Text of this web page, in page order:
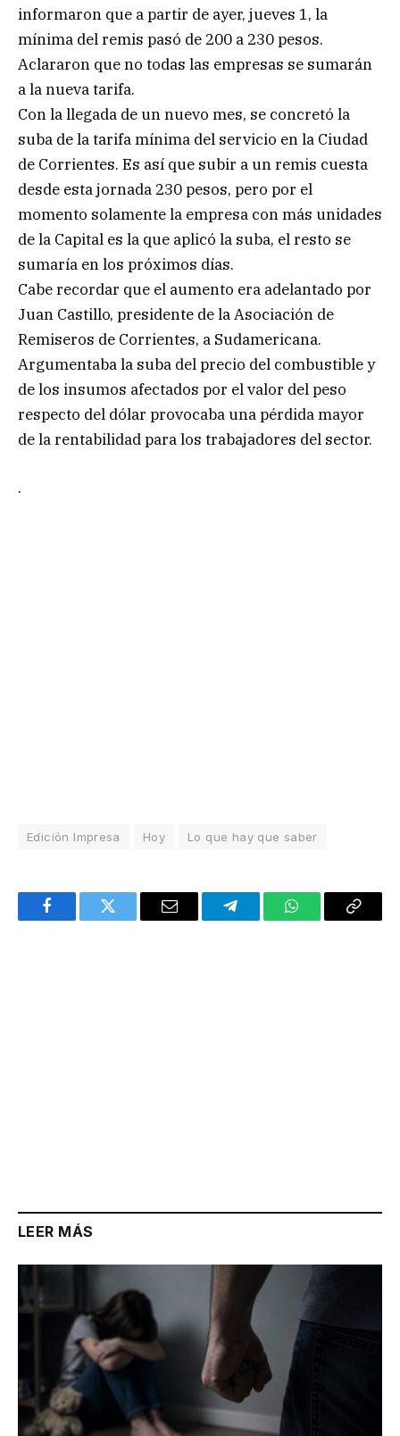
informaron que a partir de ayer, jueves 1, la
mínima del remis pasó de 200 a 230 pesos.
Aclararon que no todas las empresas se sumarán
a la nueva tarifa.
Con la llegada de un nuevo mes, se concretó la
suba de la tarifa mínima del servicio en la Ciudad
de Corrientes. Es así que subir a un remis cuesta
desde esta jornada 230 pesos, pero por el
momento solamente la empresa con más unidades
de la Capital es la que aplicó la suba, el resto se
sumaría en los próximos días.
Cabe recordar que el aumento era adelantado por
Juan Castillo, presidente de la Asociación de
Remiseros de Corrientes, a Sudamericana.
Argumentaba la suba del precio del combustible y
de los insumos afectados por el valor del peso
respecto del dólar provocaba una pérdida mayor
de la rentabilidad para los trabajadores del sector.
.
Edición Impresa Hoy Lo que hay que saber
FacebookTwitter Email TelegramWhatsAppCopy
LEER MÁS